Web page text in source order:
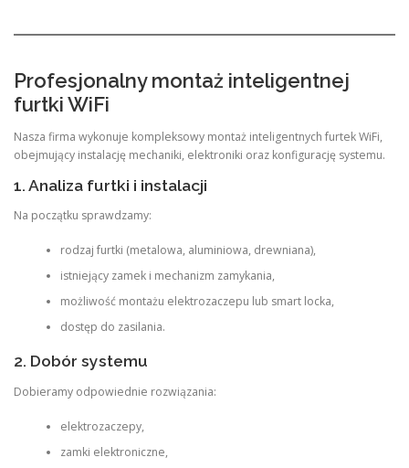
Profesjonalny montaż inteligentnej
furtki WiFi
Nasza firma wykonuje kompleksowy montaż inteligentnych furtek WiFi,
obejmujący instalację mechaniki, elektroniki oraz konfigurację systemu.
1. Analiza furtki i instalacji
Na początku sprawdzamy:
rodzaj furtki (metalowa, aluminiowa, drewniana),
istniejący zamek i mechanizm zamykania,
możliwość montażu elektrozaczepu lub smart locka,
dostęp do zasilania.
2. Dobór systemu
Dobieramy odpowiednie rozwiązania:
elektrozaczepy,
zamki elektroniczne,